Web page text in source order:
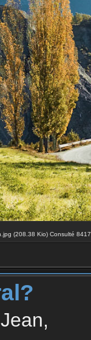
(208.38 Kio) Consulté